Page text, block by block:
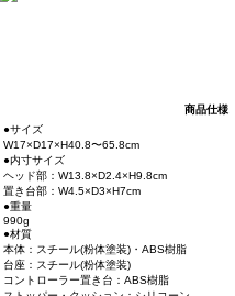
商品仕様
●サイズ
W17×D17×H40.8〜65.8cm
●内寸サイズ
ヘッド部：W13.8×D2.4×H9.8cm
置き台部：W4.5×D3×H7cm
●重量
990g
●材質
本体：スチール(粉体塗装)・ABS樹脂
台座：スチール(粉体塗装)
コントローラー置き台：ABS樹脂